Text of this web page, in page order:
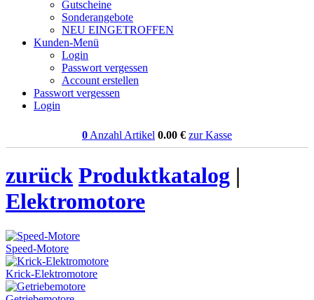
Gutscheine
Sonderangebote
NEU EINGETROFFEN
Kunden-Menü
Login
Passwort vergessen
Account erstellen
Passwort vergessen
Login
0 Anzahl Artikel 0.00 € zur Kasse
zurück Produktkatalog |
Elektromotore
Speed-Motore
Krick-Elektromotore